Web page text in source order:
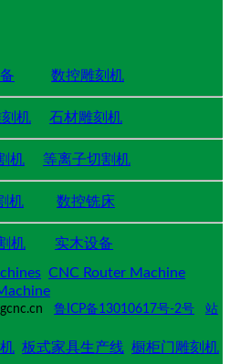
数控雕刻机
刻机 石材雕刻机
机 等离子切割机
机 数控铣床
机
实木设备
CNC Router Machine
鲁ICP备13010617号-2号
站
板式家具生产线 橱柜门雕刻机